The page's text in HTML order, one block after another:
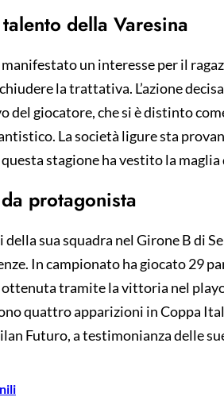
della Varesina
un interesse per il
la trattativa. L’azione
del giocatore, che si è distinto
La società ligure sta
stagione ha vestito la maglia
protagonista
sua squadra nel Girone B di
In campionato ha giocato 29
ottenuta tramite la vittoria nel
quattro apparizioni in Coppa
Futuro, a testimonianza delle